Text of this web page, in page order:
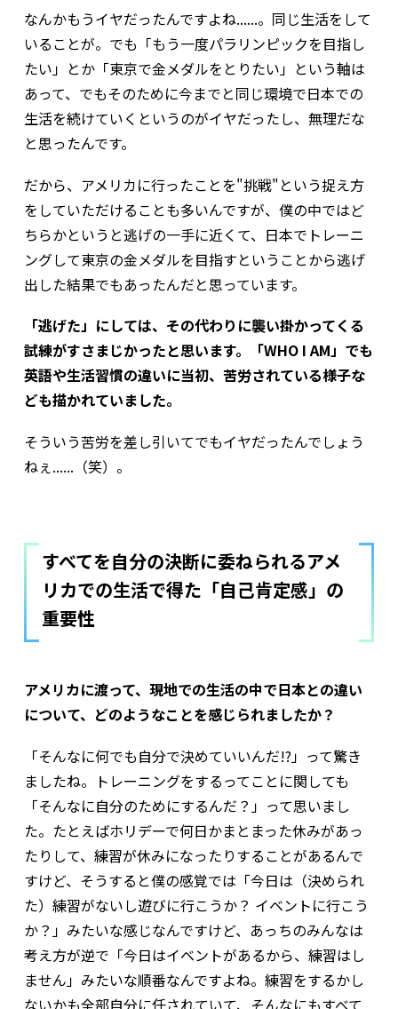
なんかもうイヤだったんですよね......。同じ生活をして
いることが。でも「もう一度パラリンピックを目指し
たい」とか「東京で金メダルをとりたい」という軸は
あって、でもそのために今までと同じ環境で日本での
生活を続けていくというのがイヤだったし、無理だな
と思ったんです。
だから、アメリカに行ったことを"挑戦"という捉え方
をしていただけることも多いんですが、僕の中ではど
ちらかというと逃げの一手に近くて、日本でトレーニ
ングして東京の金メダルを目指すということから逃げ
出した結果でもあったんだと思っています。
「逃げた」にしては、その代わりに襲い掛かってくる
試練がすさまじかったと思います。「WHO I AM」でも
英語や生活習慣の違いに当初、苦労されている様子な
ども描かれていました。
そういう苦労を差し引いてでもイヤだったんでしょう
ねぇ......（笑）。
すべてを自分の決断に委ねられるアメ
リカでの生活で得た「自己肯定感」の
重要性
アメリカに渡って、現地での生活の中で日本との違い
について、どのようなことを感じられましたか？
「そんなに何でも自分で決めていいんだ!?」って驚き
ましたね。トレーニングをするってことに関しても
「そんなに自分のためにするんだ？」って思いまし
た。たとえばホリデーで何日かまとまった休みがあっ
たりして、練習が休みになったりすることがあるんで
すけど、そうすると僕の感覚では「今日は（決められ
た）練習がないし遊びに行こうか？ イベントに行こう
か？」みたいな感じなんですけど、あっちのみんなは
考え方が逆で「今日はイベントがあるから、練習はし
ません」みたいな順番なんですよね。練習をするかし
ないかも全部自分に任されていて、そんなにもすべて